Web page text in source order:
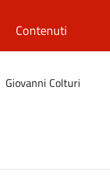
Contenuti
Giovanni Colturi